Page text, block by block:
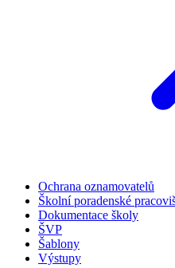
Ochrana oznamovatelů
Školní poradenské
Dokumentace školy
ŠVP
Šablony
Výstupy